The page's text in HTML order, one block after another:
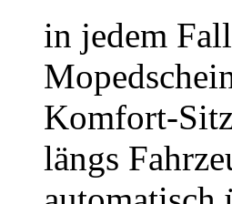
in jedem
Komfort-
längs